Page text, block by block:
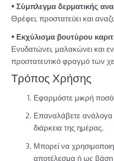
• Σύμπλεγμα δερματικής
Θρέφει, προστατεύει και
• Εκχύλισμα βουτύρου
Ενυδατώνει, μαλακώνει και
προστατευτικό φραγμό των
Τρόπος Χρήσης
Εφαρμόστε μικρή
Επαναλάβετε ανάλογα
διάρκεια της ημέρας.
Μπορεί να
αποτέλεσμα ή ως βάση